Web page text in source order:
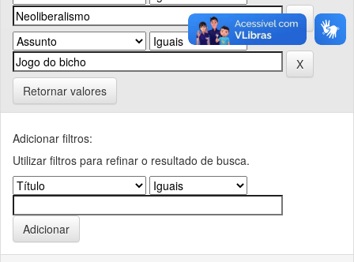
Retornar valores
Adicionar filtros:
Utilizar filtros para refinar o resultado de busca.